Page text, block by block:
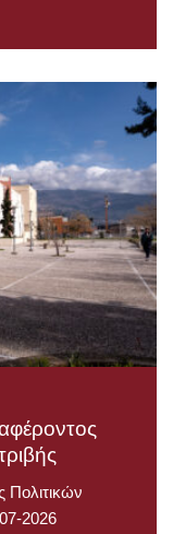
Πολιτικών
2026